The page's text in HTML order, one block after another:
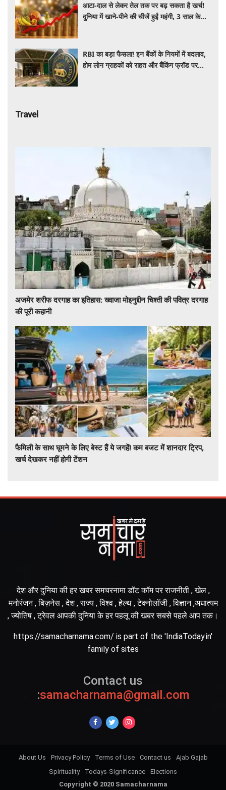
आटा-दाल से लेकर तेल तक पर बढ़ सकता है खर्च!
दुनिया में खाने-पीने की चीजें हुईं महंगी, 3 साल के
RBI का बड़ा फैसला! इन बैंकों के नियमों में बदलाव,
होम लोन ग्राहकों को राहत और बैंकिंग फ्रॉड पर
Travel
अजमेर शरीफ दरगाह का इतिहास: ख्वाजा मोइनुद्दीन चिश्ती की पवित्र दरगाह
की पूरी कहानी
फैमिली के साथ घूमने के लिए बेस्ट हैं ये जगहें! कम बजट में शानदार ट्रिप,
खर्च देखकर नहीं होगी टेंशन
देश और दुनिया की हर खबर समचरनामा डॉट कॉम पर राजनीती , खेल ,
मनोरंजन , बिज़नेस , देश , राज्य , विश्व , हेल्थ , टेक्नोलॉजी , विज्ञान ,अधात्यम
, ज्योतिष , ट्रेवल आपकी दुनिया के हर पहलू की खबर सबसे पहले आप तक।
https://samacharnama.com/ is part of the 'IndiaToday.in'
family of sites
Contact us
:samacharnama@gmail.com
Copyright © 2020 Samacharnama
About Us Privacy Policy Terms of Use Contact us
Ajab Gajab
Spirituality
Todays-Significance Elections